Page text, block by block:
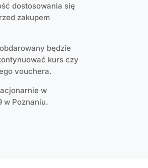
dostosowania się
zakupem
będzie
kurs czy
vouchera.
w
w Poznaniu.